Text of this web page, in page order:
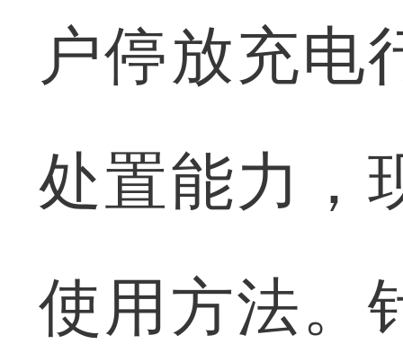
户停放充电
处置能力，
使用方法。